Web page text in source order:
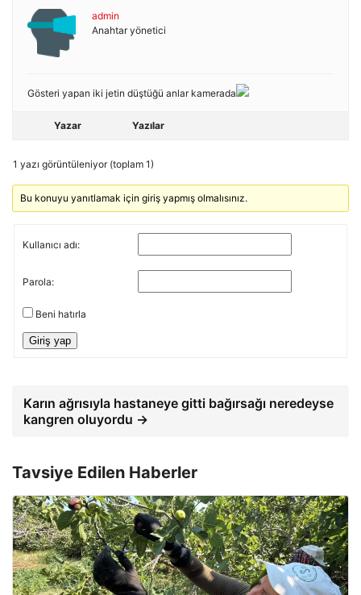
admin
Anahtar yönetici
Gösteri yapan iki jetin düştüğü anlar kamerada
Yazar Yazılar
1 yazı görüntüleniyor (toplam 1)
Bu konuyu yanıtlamak için giriş yapmış olmalısınız.
Kullanıcı adı:
Parola:
Beni hatırla
Giriş yap
Karın ağrısıyla hastaneye gitti bağırsağı neredeyse
kangren oluyordu →
Tavsiye Edilen Haberler